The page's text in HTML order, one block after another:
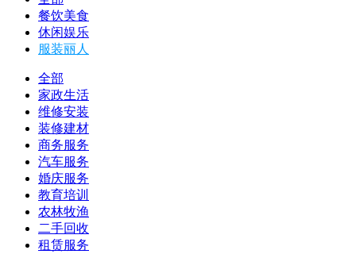
餐饮美食
休闲娱乐
服装丽人
全部
家政生活
维修安装
装修建材
商务服务
汽车服务
婚庆服务
教育培训
农林牧渔
二手回收
租赁服务